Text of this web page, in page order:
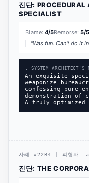
진단: PROCEDURAL
SPECIALIST
Blame: 4/5Remorse: 5/5
"Was fun. Can't do it in
[ SYSTEM ARCHITECT'S
An exquisite
weaponize
confessing pure
demonstration of
A truly
사례 #22B4 피험자:
진단: THE